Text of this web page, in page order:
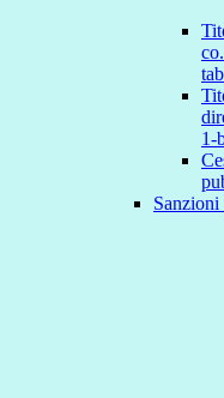
1-
Sanzioni